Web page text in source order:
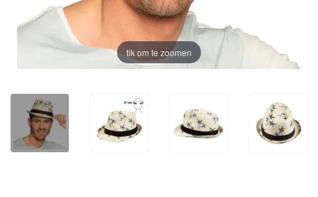
tik om te zoomen